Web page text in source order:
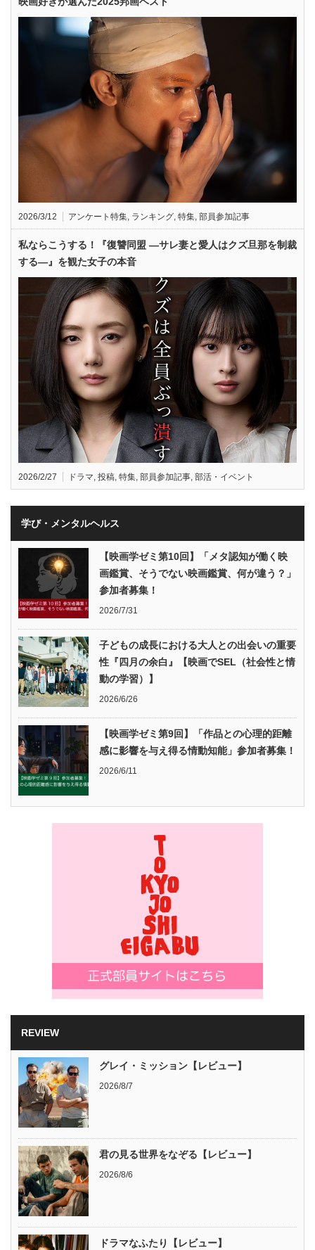
2026/3/12 アンケート特集, ランキング, 特集, 部員参加記事
私ならこうする！『復讐同盟 —サレ妻と愛人はクズ旦那を制裁
する—』を観た女子の本音
2026/2/27 ドラマ, 投稿, 特集, 部員参加記事, 部活・イベント
学び・メンタルヘルス
【映画学ゼミ第10回】「メタ認知が働く映
画鑑賞、そうでない映画鑑賞、何が違う？」
参加者募集！
2026/7/31
子どもの成長における大人との出会いの重要
性『四月の余白』【映画でSEL（社会性と情
動の学習）】
2026/6/26
【映画学ゼミ第9回】「作品との心理的距離
感に影響を与え得る情動知能」参加者募集！
2026/6/11
REVIEW
グレイ・ミッション【レビュー】
2026/8/7
君の見る世界をなぞる【レビュー】
2026/8/6
ドラマなふたり【レビュー】